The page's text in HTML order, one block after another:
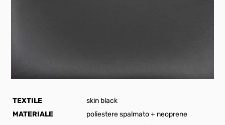
TEXTILE
skin black
MATERIALE
poliestere spalmato + neoprene